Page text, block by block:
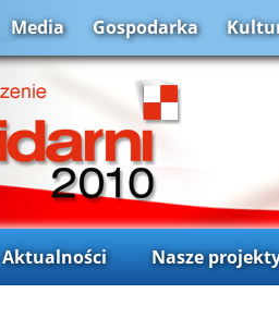
Media Gospodarka
Aktualności Nasze